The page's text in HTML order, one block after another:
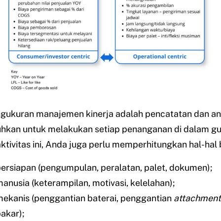
manajemen kinerja adalah pencatatan dan
untuk melakukan setiap penanganan di dalam
ini, Anda juga perlu memperhitungkan hal-hal
(pengumpulan, peralatan, palet, dokumen);
(keterampilan, motivasi, kelelahan);
(penggantian baterai, penggantian attachment